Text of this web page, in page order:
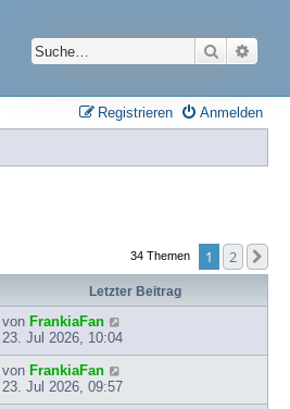
Suche
Anmelden
Registrieren
34 Themen 1 2
Letzter Beitrag
von FrankiaFan
23. Jul 2026, 10:04
von FrankiaFan
23. Jul 2026, 09:57